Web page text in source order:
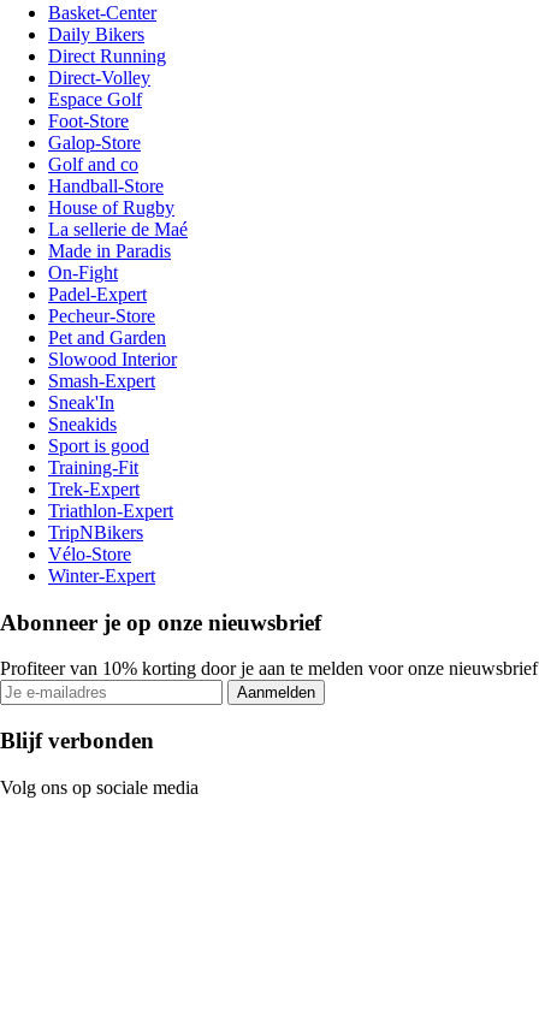
Basket-Center
Daily Bikers
Direct Running
Direct-Volley
Espace Golf
Foot-Store
Galop-Store
Golf and co
Handball-Store
House of Rugby
La sellerie de Maé
Made in Paradis
On-Fight
Padel-Expert
Pecheur-Store
Pet and Garden
Slowood Interior
Smash-Expert
Sneak'In
Sneakids
Sport is good
Training-Fit
Trek-Expert
Triathlon-Expert
TripNBikers
Vélo-Store
Winter-Expert
Abonneer je op onze nieuwsbrief
Profiteer van 10% korting door je aan te melden voor onze nieuwsbrief
Aanmelden
Blijf verbonden
Volg ons op sociale media